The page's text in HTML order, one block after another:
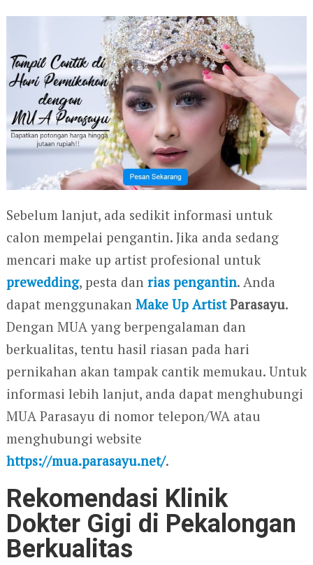
Sebelum lanjut, ada sedikit informasi untuk
calon mempelai pengantin. Jika anda sedang
mencari make up artist profesional untuk
prewedding, pesta dan rias pengantin. Anda
dapat menggunakan Make Up ArtistParasayu.
Dengan MUA yang berpengalaman dan
berkualitas, tentu hasil riasan pada hari
pernikahan akan tampak cantik memukau. Untuk
informasi lebih lanjut, anda dapat menghubungi
MUA Parasayu di nomor telepon/WA atau
menghubungi website
https://mua.parasayu.net/.
Rekomendasi Klinik
Dokter Gigi di Pekalongan
Berkualitas